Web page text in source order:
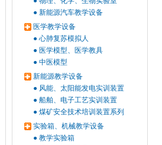
● 新能源汽车教学设备
医学教学设备
● 心肺复苏模拟人
● 医学模型、医学教具
● 中医模型
新能源教学设备
● 风能、太阳能发电实训装置
● 船舶、电子工艺实训装置
● 煤矿安全技术培训装置系列
实验箱、机械教学设备
● 教学实验箱